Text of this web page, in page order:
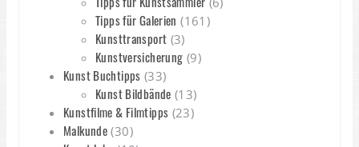
Tipps für Galerien (161)
Kunsttransport (3)
Kunstversicherung (9)
Kunst Buchtipps (33)
Kunst Bildbände (13)
Kunstfilme & Filmtipps (23)
Malkunde (30)